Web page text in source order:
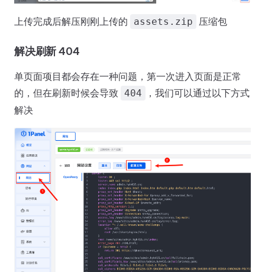
上传完成后解压刚刚上传的 assets.zip 压缩包
解决刷新 404
单页面项目都会存在一种问题，第一次进入页面是正常
的，但在刷新时候会导致 404
，我们可以通过以下方式
解决